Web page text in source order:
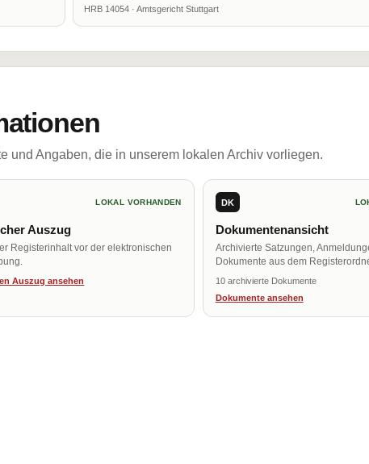
HRB 14054 · Amtsgericht Stuttgart
und Angaben, die in unserem lokalen Archiv vorliegen.
LOKAL VORHANDEN
Auszug
Registerinhalt vor der elektronischen
Auszug ansehen
DK
Dokumentenansicht
Archivierte Satzungen,
Dokumente aus dem
10 archivierte Dokumente
Dokumente ansehen